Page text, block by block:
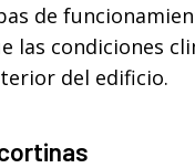
de
las condiciones
del edificio.